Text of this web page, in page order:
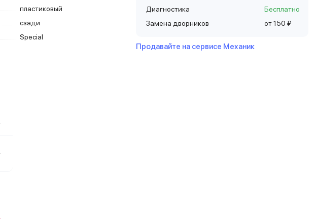
пластиковый
сзади
Special
Диагностика
Бесплатно
Замена дворников
от 150 ₽
Продавайте на сервисе Механик